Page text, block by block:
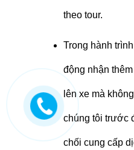
theo tour.
Trong hành
động nhận
lên xe mà
chúng tôi trước
chối cung cấp